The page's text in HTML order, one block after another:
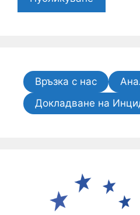
Връзка с нас
Докладване на